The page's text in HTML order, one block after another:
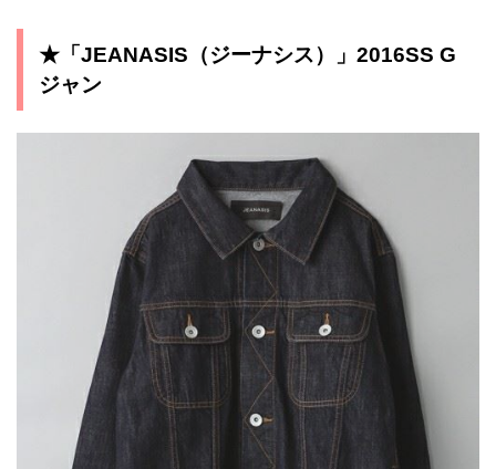
★「JEANASIS（ジーナシス）」2016SS G
ジャン